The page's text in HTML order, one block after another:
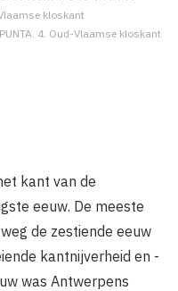
kloskant
4. Oud-Vlaamse kloskant
kant van de
eeuw. De meeste
de zestiende eeuw
kantnijverheid en -
was Antwerpens